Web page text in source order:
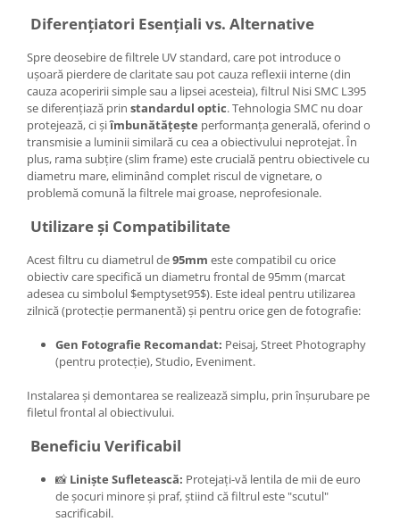
Diferențiatori Esențiali vs. Alternative
Spre deosebire de filtrele UV standard, care pot introduce o
ușoară pierdere de claritate sau pot cauza reflexii interne (din
cauza acoperirii simple sau a lipsei acesteia), filtrul Nisi SMC L395
se diferențiază prin standardul optic. Tehnologia SMC nu doar
protejează, ci șiîmbunătățește performanța generală, oferind o
transmisie a luminii similară cu cea a obiectivului neprotejat. În
plus, rama subțire (slim frame) este crucială pentru obiectivele cu
diametru mare, eliminând complet riscul de vignetare, o
problemă comună la filtrele mai groase, neprofesionale.
Utilizare și Compatibilitate
Acest filtru cu diametrul de95mm este compatibil cu orice
obiectiv care specifică un diametru frontal de 95mm (marcat
adesea cu simbolul $emptyset95$). Este ideal pentru utilizarea
zilnică (protecție permanentă) și pentru orice gen de fotografie:
Gen Fotografie Recomandat: Peisaj, Street Photography
(pentru protecție), Studio, Eveniment.
Instalarea și demontarea se realizează simplu, prin înșurubare pe
filetul frontal al obiectivului.
Beneficiu Verificabil
📸 Liniște Sufletească: Protejați-vă lentila de mii de euro
de șocuri minore și praf, știind că filtrul este "scutul"
sacrificabil.